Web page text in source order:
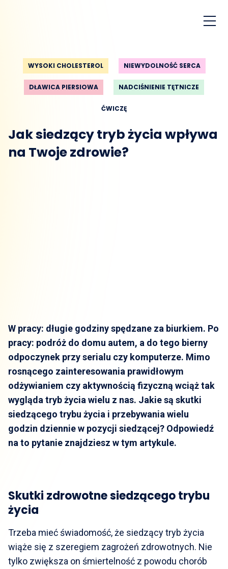
WYSOKI CHOLESTEROL NIEWYDOLNOŚĆ SERCA
DŁAWICA PIERSIOWA NADCIŚNIENIE TĘTNICZE
ĆWICZĘ
Jak siedzący tryb życia wpływa
na Twoje zdrowie?
W pracy: długie godziny spędzane za biurkiem. Po
pracy: podróż do domu autem, a do tego bierny
odpoczynek przy serialu czy komputerze. Mimo
rosnącego zainteresowania prawidłowym
odżywianiem czy aktywnością fizyczną wciąż tak
wygląda tryb życia wielu z nas. Jakie są skutki
siedzącego trybu życia i przebywania wielu
godzin dziennie w pozycji siedzącej? Odpowiedź
na to pytanie znajdziesz w tym artykule.
Skutki zdrowotne siedzącego trybu
życia
Trzeba mieć świadomość, że siedzący tryb życia
wiąże się z szeregiem zagrożeń zdrowotnych. Nie
tylko zwiększa on śmiertelność z powodu chorób